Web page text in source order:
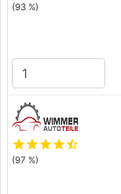
(93 %)
starstarstarstarstar_half
(97 %)